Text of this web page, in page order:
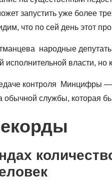
запустить уже более
что по сей день этот
народные
исполнительной власти,
контроля Минцифры —
обычной службы, которая